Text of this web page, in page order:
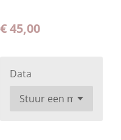
€ 45,00
Data